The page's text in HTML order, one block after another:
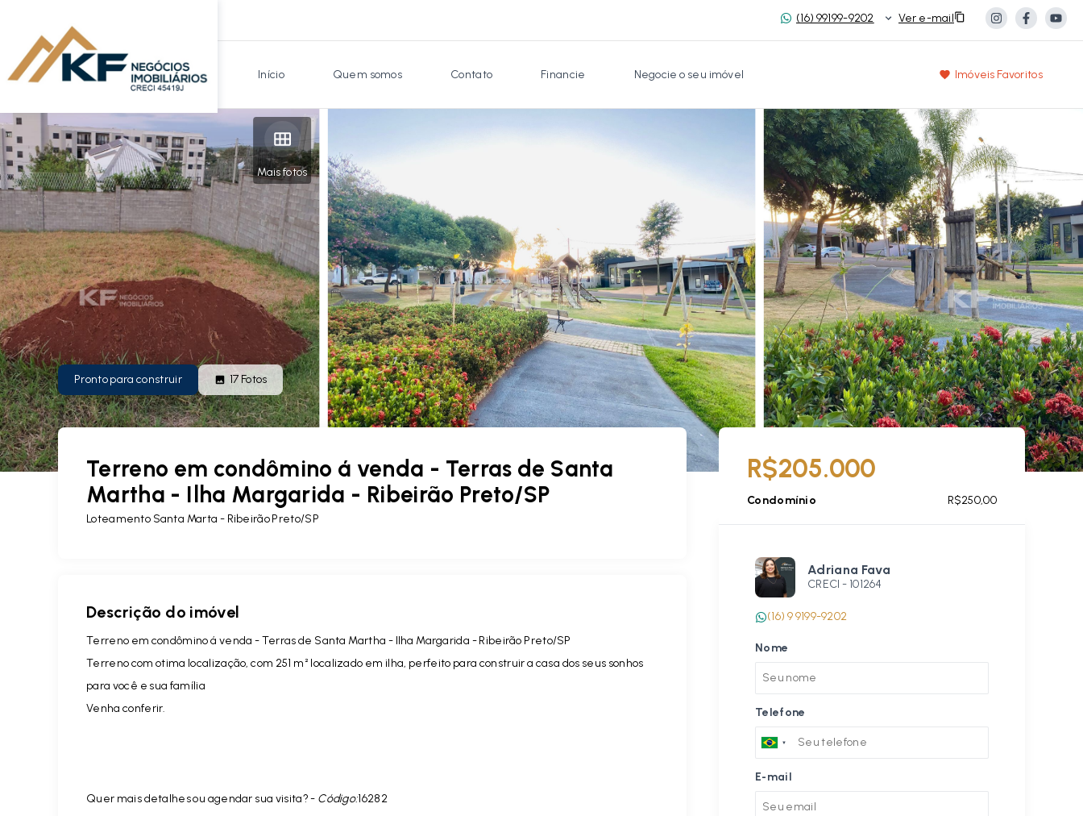
(16) 99199-9202 Ver e-mail
Início Quem somos Contato Financie Negocie o seu imóvel Imóveis Favoritos
Mais fotos
Pronto para construir 17 Fotos
Terreno em condômino á venda - Terras de Santa
Martha - Ilha Margarida - Ribeirão Preto/SP
Loteamento Santa Marta - Ribeirão Preto/SP
Descrição do imóvel
Terreno em condômino á venda - Terras de Santa Martha - Ilha Margarida - Ribeirão Preto/SP
Terreno com otima localização, com 251 m² localizado em ilha, perfeito para construir a casa dos seus sonhos
para você e sua família
Venha conferir.
Quer mais detalhes ou agendar sua visita? - Código:16282
R$205.000
Condomínio R$250,00
Adriana Fava
CRECI - 101264
(16) 9 9199-9202
Nome
Telefone
E-mail